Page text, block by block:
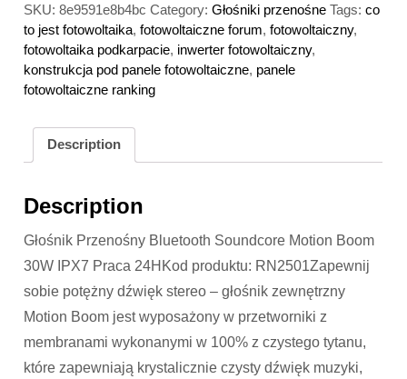
SKU:8e9591e8b4bc Category:Głośniki przenośne Tags:co
to jest fotowoltaika,fotowoltaiczne forum,fotowoltaiczny,
fotowoltaika podkarpacie, inwerter fotowoltaiczny,
konstrukcja pod panele fotowoltaiczne, panele
fotowoltaiczne ranking
Description
Description
Głośnik Przenośny Bluetooth Soundcore Motion Boom
30W IPX7 Praca 24HKod produktu: RN2501Zapewnij
sobie potężny dźwięk stereo – głośnik zewnętrzny
Motion Boom jest wyposażony w przetworniki z
membranami wykonanymi w 100% z czystego tytanu,
które zapewniają krystalicznie czysty dźwięk muzyki,